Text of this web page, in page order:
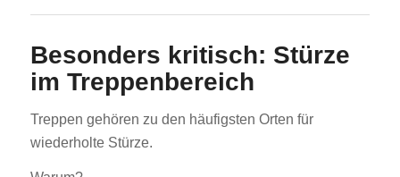
Besonders kritisch: Stürze
im Treppenbereich
Treppen gehören zu den häufigsten Orten für
wiederholte Stürze.